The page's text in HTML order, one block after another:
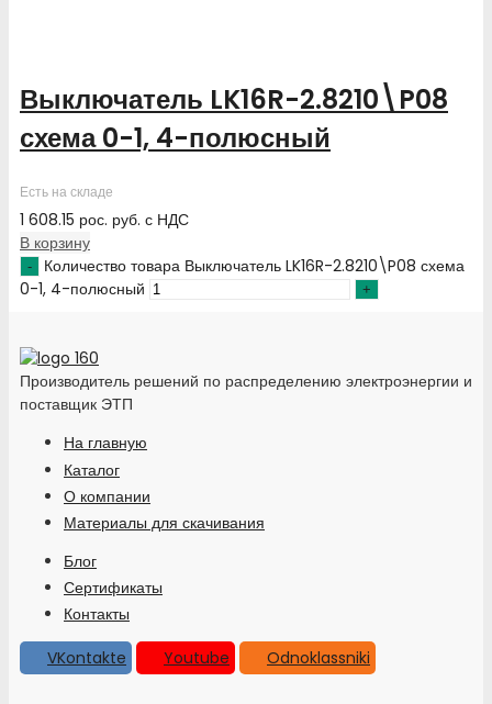
Выключатель LK16R-2.8210\P08
схема 0-1, 4-полюсный
Есть на складе
1 608.15 рос. руб. с НДС
В корзину
Количество товара Выключатель LK16R-2.8210\P08 схема
0-1, 4-полюсный
Производитель решений по распределению электроэнергии и
поставщик ЭТП
На главную
Каталог
О компании
Материалы для скачивания
Блог
Сертификаты
Контакты
VKontakte
Youtube Odnoklassniki